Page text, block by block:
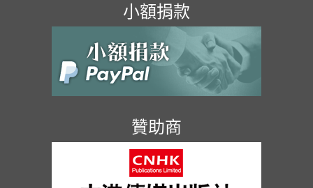
小額捐款
贊助商